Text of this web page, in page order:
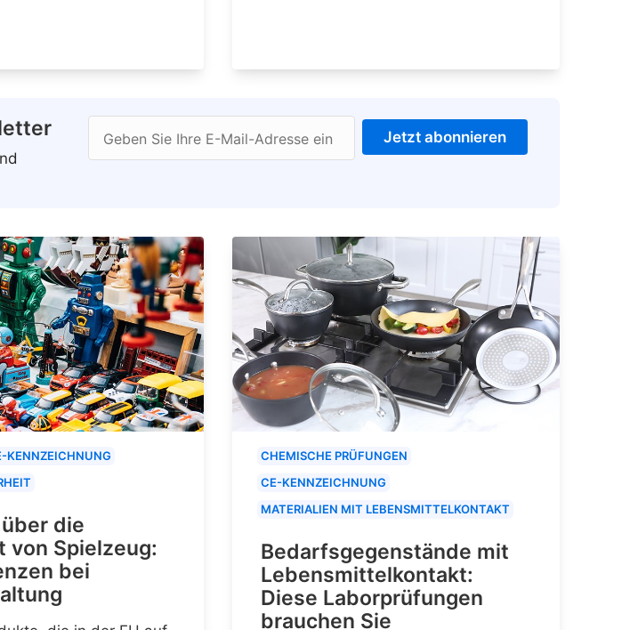
Geben Sie Ihre E-Mail-Adresse ein Jetzt abonnieren
KENNZEICHNUNG
die
von Spielzeug:
bei
CHEMISCHE PRÜFUNGEN
CE-KENNZEICHNUNG
MATERIALIEN MIT LEBENSMITTELKONTAKT
Bedarfsgegenstände mit
Lebensmittelkontakt:
Diese Laborprüfungen
brauchen Sie